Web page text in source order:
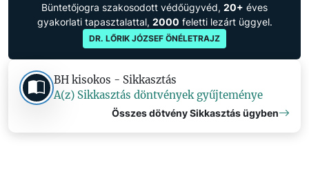
Büntetőjogra szakosodott védőügyvéd, 20+ éves
gyakorlati tapasztalattal, 2000 feletti lezárt üggyel.
DR. LŐRIK JÓZSEF ÖNÉLETRAJZ
BH kisokos - Sikkasztás
A(z) Sikkasztás döntvények gyűjteménye
Összes dötvény Sikkasztás ügyben